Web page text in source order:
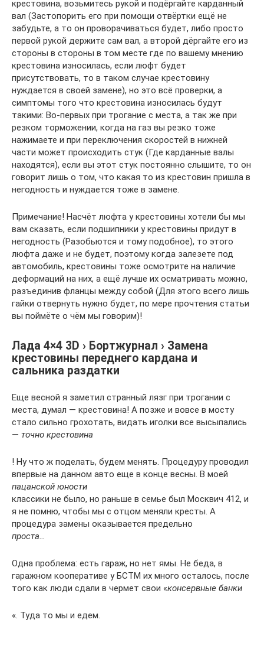
крестовина, возьмитесь рукой и подёргайте карданный
вал (Застопорить его при помощи отвёртки ещё не
забудьте, а то он проворачиваться будет, либо просто
первой рукой держите сам вал, а второй дёргайте его из
стороны в стороны в том месте где по вашему мнению
крестовина износилась, если люфт будет
присутствовать, то в таком случае крестовину
нуждается в своей замене), но это всё проверки, а
симптомы того что крестовина износилась будут
такими: Во-первых при трогание с места, а так же при
резком торможении, когда на газ вы резко тоже
нажимаете и при переключения скоростей в нижней
части может происходить стук (Где карданные валы
находятся), если вы этот стук постоянно слышите, то он
говорит лишь о том, что какая то из крестовин пришла в
негодность и нуждается тоже в замене.
Примечание! Насчёт люфта у крестовины хотели бы мы
вам сказать, если подшипники у крестовины придут в
негодность (Разобьются и тому подобное), то этого
люфта даже и не будет, поэтому когда залезете под
автомобиль, крестовины тоже осмотрите на наличие
деформаций на них, а ещё лучше их осматривать можно,
разъединив фланцы между собой (Для этого всего лишь
гайки отвернуть нужно будет, по мере прочтения статьи
вы поймёте о чём мы говорим)!
Лада 4×4 3D › Бортжурнал › Замена
крестовины переднего кардана и
сальника раздатки
Еще весной я заметил странный лязг при трогании с
места, думал — крестовина! А позже и вовсе в мосту
стало сильно грохотать, видать иголки все высыпались
— точно крестовина
! Ну что ж поделать, будем менять. Процедуру проводил
впервые на данном авто еще в конце весны. В моей
пацанской юности
классики не было, но раньше в семье был Москвич 412, и
я не помню, чтобы мы с отцом меняли кресты. А
процедура замены оказывается предельно
проста…
Одна проблема: есть гараж, но нет ямы. Не беда, в
гаражном кооперативе у БСТМ их много осталось, после
того как люди сдали в чермет свои «консервные банки
«. Туда то мы и едем.